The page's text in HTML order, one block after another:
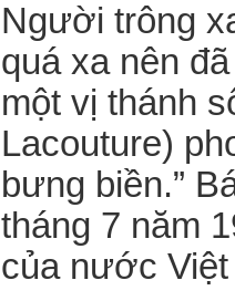
Người trông
quá xa nên
một vị thánh
Lacouture)
bưng biền.”
tháng 7 năm
của nước Việt